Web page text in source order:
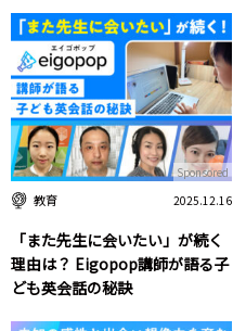
教育 2025.12.16
「また先生に会いたい」が続く
理由は？ Eigopop講師が語る子
ども英会話の秘訣
Sponsored